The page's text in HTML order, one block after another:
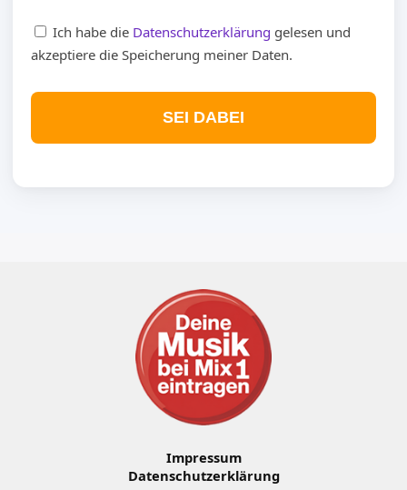
Ich habe die Datenschutzerklärung gelesen und
akzeptiere die Speicherung meiner Daten.
SEI DABEI
Impressum
Datenschutzerklärung